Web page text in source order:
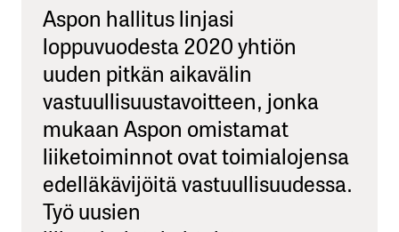
Aspon hallitus linjasi
loppuvuodesta 2020 yhtiön
uuden pitkän aikavälin
vastuullisuustavoitteen, jonka
mukaan Aspon omistamat
liiketoiminnot ovat toimialojensa
edelläkävijöitä vastuullisuudessa.
Työ uusien